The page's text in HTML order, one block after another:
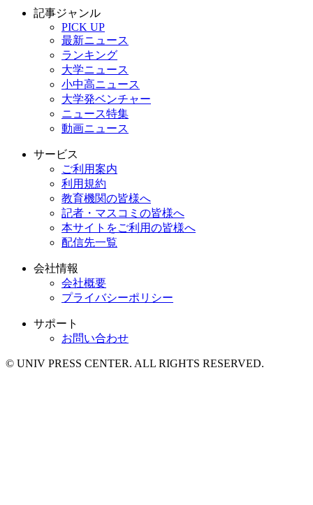
記事ジャンル
PICK UP
最新ニュース
ランキング
大学ニュース
小中高ニュース
大学発ベンチャー
ニュース特集
動画ニュース
サービス
ご利用案内
利用規約
教育機関の皆様へ
記者・マスコミの皆様へ
本サイトをご利用の皆様へ
配信先一覧
会社情報
会社概要
プライバシーポリシー
サポート
お問い合わせ
© UNIV PRESS CENTER. ALL RIGHTS RESERVED.